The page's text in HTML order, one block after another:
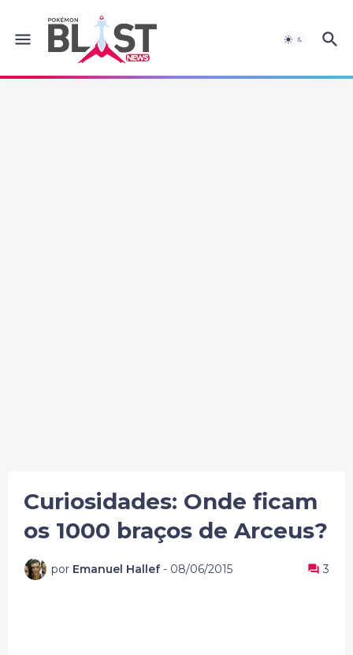
Curiosidades: Onde ficam
os 1000 braços de Arceus?
por Emanuel Hallef - 08/06/2015 3